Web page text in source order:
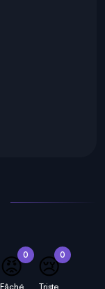
0
😡
Fâché
0
😢
Triste